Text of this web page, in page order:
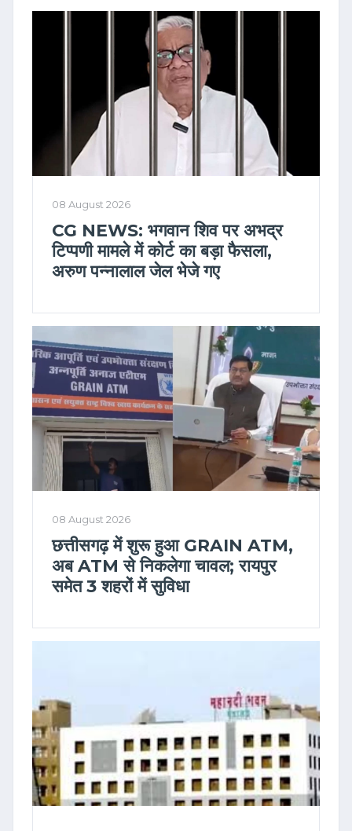
08 August 2026
CG NEWS: भगवान शिव पर अभद्र
टिप्पणी मामले में कोर्ट का बड़ा फैसला,
अरुण पन्नालाल जेल भेजे गए
08 August 2026
छत्तीसगढ़ में शुरू हुआ GRAIN ATM,
अब ATM से निकलेगा चावल; रायपुर
समेत 3 शहरों में सुविधा